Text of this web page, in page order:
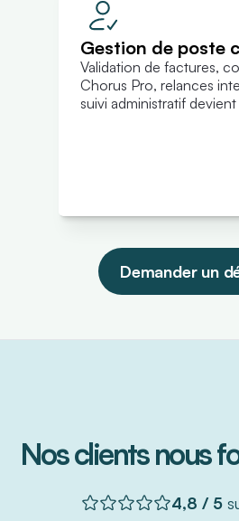
Gestion de poste
Validation de factures,
Chorus Pro, relances
suivi administratif
Demander un
Nos clients nous
4,8 / 5